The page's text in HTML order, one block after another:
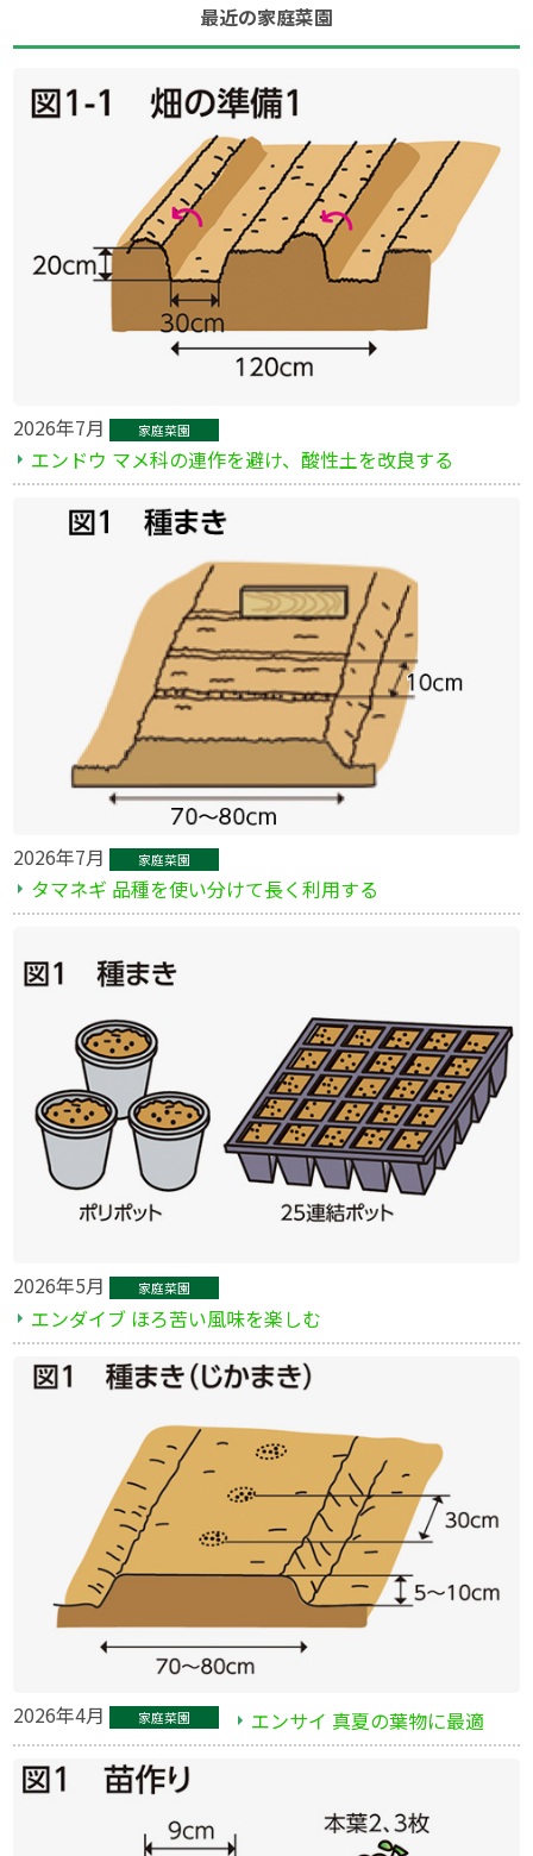
最近の家庭菜園
2026年7月 家庭菜園
エンドウ マメ科の連作を避け、酸性土を改良する
2026年7月 家庭菜園
タマネギ 品種を使い分けて長く利用する
2026年5月 家庭菜園
エンダイブ ほろ苦い風味を楽しむ
2026年4月 家庭菜園 エンサイ 真夏の葉物に最適